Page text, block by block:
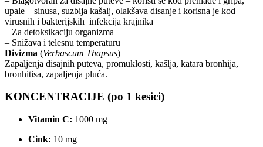
upale sinusa, suzbija kašalj, olakšava disanje i korisna je kod
virusnih i bakterijskih infekcija krajnika
– Za detoksikaciju organizma
– Snižava i telesnu temperaturu
Divizma (Verbascum Thapsus)
Zapaljenja disajnih puteva, promuklosti, kašlja, katara bronhija,
bronhitisa, zapaljenja pluća.
KONCENTRACIJE (po 1 kesici)
Vitamin C: 1000 mg
Cink: 10 mg